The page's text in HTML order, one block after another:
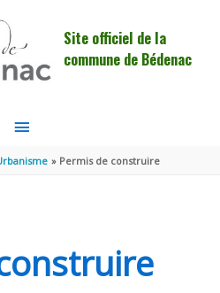
Site officiel de la
commune de Bédenac
MENU
PRINCIPALPermis de construire